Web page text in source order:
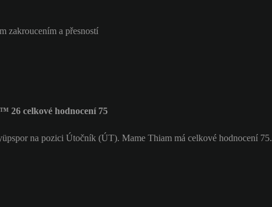
zakroucením a přesností
26 celkové hodnocení 75
na pozici Útočník (ÚT). Mame Thiam má celkové hodnocení 75.